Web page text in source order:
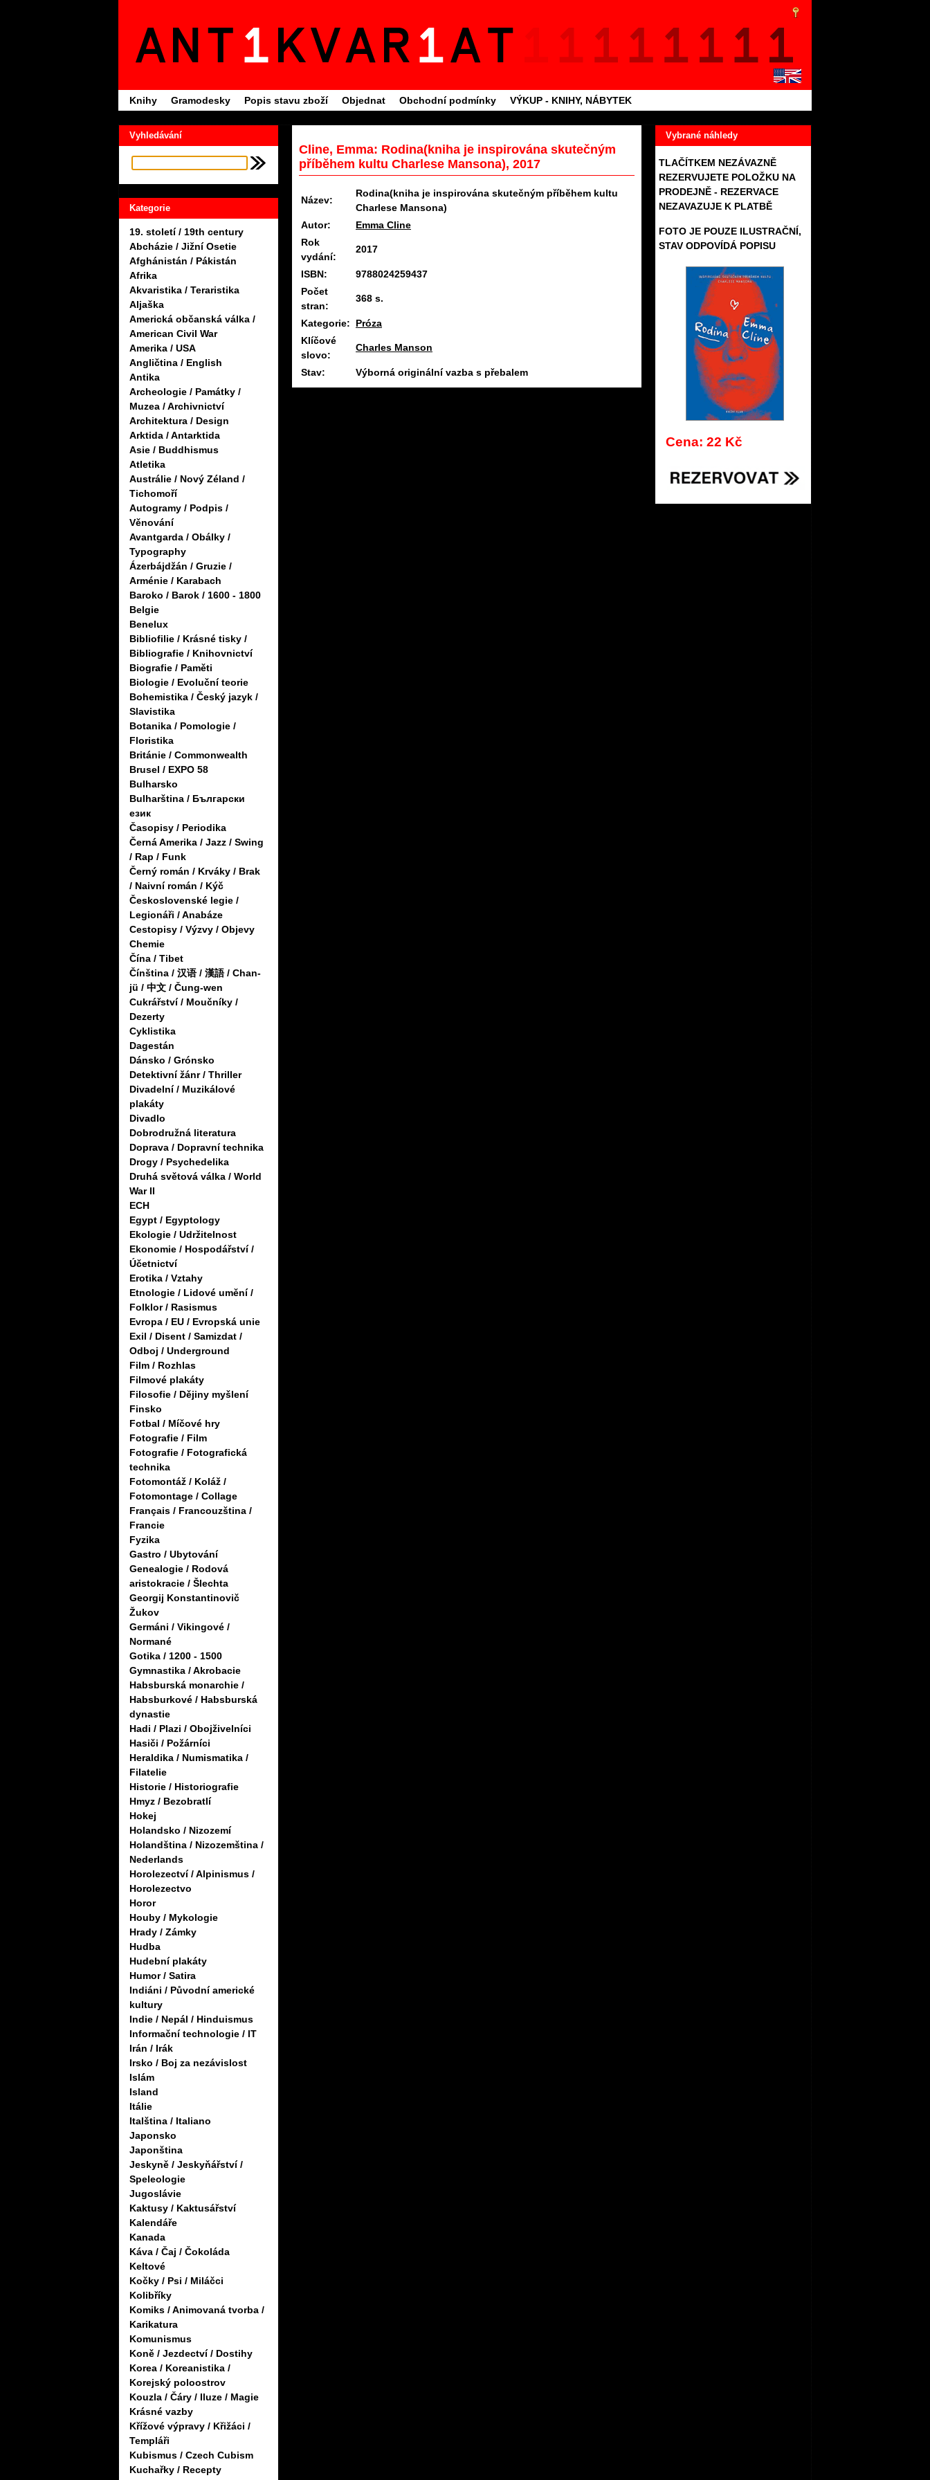
Knihy Gramodesky Popis stavu zboží Objednat Obchodní podmínky VÝKUP - KNIHY, NÁBYTEK
Vyhledávání
Kategorie
19. století / 19th century
Abcházie / Jižní Osetie
Afghánistán / Pákistán
Afrika
Akvaristika / Teraristika
Aljaška
Americká občanská válka /
American Civil War
Amerika / USA
Angličtina / English
Antika
Archeologie / Památky /
Muzea / Archivnictví
Architektura / Design
Arktida / Antarktida
Asie / Buddhismus
Atletika
Austrálie / Nový Zéland /
Tichomoří
Autogramy / Podpis /
Věnování
Avantgarda / Obálky /
Typography
Ázerbájdžán / Gruzie /
Arménie / Karabach
Baroko / Barok / 1600 - 1800
Belgie
Benelux
Bibliofilie / Krásné tisky /
Bibliografie / Knihovnictví
Biografie / Paměti
Biologie / Evoluční teorie
Bohemistika / Český jazyk /
Slavistika
Botanika / Pomologie /
Floristika
Británie / Commonwealth
Brusel / EXPO 58
Bulharsko
Bulharština / Български
език
Časopisy / Periodika
Černá Amerika / Jazz / Swing
/ Rap / Funk
Černý román / Krváky / Brak
/ Naivní román / Kýč
Československé legie /
Legionáři / Anabáze
Cestopisy / Výzvy / Objevy
Chemie
Čína / Tibet
Čínština / 汉语 / 漢語 / Chan-
jü / 中文 / Čung-wen
Cukrářství / Moučníky /
Dezerty
Cyklistika
Dagestán
Dánsko / Grónsko
Detektivní žánr / Thriller
Divadelní / Muzikálové
plakáty
Divadlo
Dobrodružná literatura
Doprava / Dopravní technika
Drogy / Psychedelika
Druhá světová válka / World
War II
ECH
Egypt / Egyptology
Ekologie / Udržitelnost
Ekonomie / Hospodářství /
Účetnictví
Erotika / Vztahy
Etnologie / Lidové umění /
Folklor / Rasismus
Evropa / EU / Evropská unie
Exil / Disent / Samizdat /
Odboj / Underground
Film / Rozhlas
Filmové plakáty
Filosofie / Dějiny myšlení
Finsko
Fotbal / Míčové hry
Fotografie / Film
Fotografie / Fotografická
technika
Fotomontáž / Koláž /
Fotomontage / Collage
Français / Francouzština /
Francie
Fyzika
Gastro / Ubytování
Genealogie / Rodová
aristokracie / Šlechta
Georgij Konstantinovič
Žukov
Germáni / Vikingové /
Normané
Gotika / 1200 - 1500
Gymnastika / Akrobacie
Habsburská monarchie /
Habsburkové / Habsburská
dynastie
Hadi / Plazi / Obojživelníci
Hasiči / Požárníci
Heraldika / Numismatika /
Filatelie
Historie / Historiografie
Hmyz / Bezobratlí
Hokej
Holandsko / Nizozemí
Holandština / Nizozemština /
Nederlands
Horolezectví / Alpinismus /
Horolezectvo
Horor
Houby / Mykologie
Hrady / Zámky
Hudba
Hudební plakáty
Humor / Satira
Indiáni / Původní americké
kultury
Indie / Nepál / Hinduismus
Informační technologie / IT
Irán / Irák
Irsko / Boj za nezávislost
Islám
Island
Itálie
Italština / Italiano
Japonsko
Japonština
Jeskyně / Jeskyňářství /
Speleologie
Jugoslávie
Kaktusy / Kaktusářství
Kalendáře
Kanada
Káva / Čaj / Čokoláda
Keltové
Kočky / Psi / Miláčci
Kolibříky
Komiks / Animovaná tvorba /
Karikatura
Komunismus
Koně / Jezdectví / Dostihy
Korea / Koreanistika /
Korejský poloostrov
Kouzla / Čáry / Iluze / Magie
Krásné vazby
Křížové výpravy / Křižáci /
Templáři
Kubismus / Czech Cubism
Kuchařky / Recepty
Vybrané náhledy
TLAČÍTKEM NEZÁVAZNĚ
REZERVUJETE POLOŽKU NA
PRODEJNĚ - REZERVACE
NEZAVAZUJE K PLATBĚ
FOTO JE POUZE ILUSTRAČNÍ,
STAV ODPOVÍDÁ POPISU
Cena: 22 Kč
Cline, Emma: Rodina(kniha je inspirována skutečným
příběhem kultu Charlese Mansona), 2017
Název:
Rodina(kniha je inspirována skutečným příběhem kultu
Charlese Mansona)
Autor:
Emma Cline
Rok
vydání:
2017
ISBN:
9788024259437
Počet
stran:
368 s.
Kategorie:
Próza
Klíčové
slovo:
Charles Manson
Stav: Výborná originální vazba s přebalem